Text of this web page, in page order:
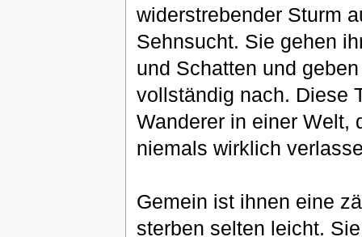
widerstrebender Sturm
Sehnsucht. Sie gehen
und Schatten und
vollständig nach. Diese
Wanderer in einer Welt,
niemals wirklich
Gemein ist ihnen eine
sterben selten leicht.